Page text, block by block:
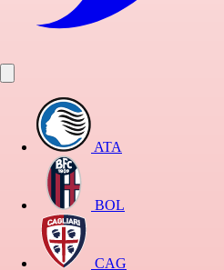
ATA
BOL
CAG